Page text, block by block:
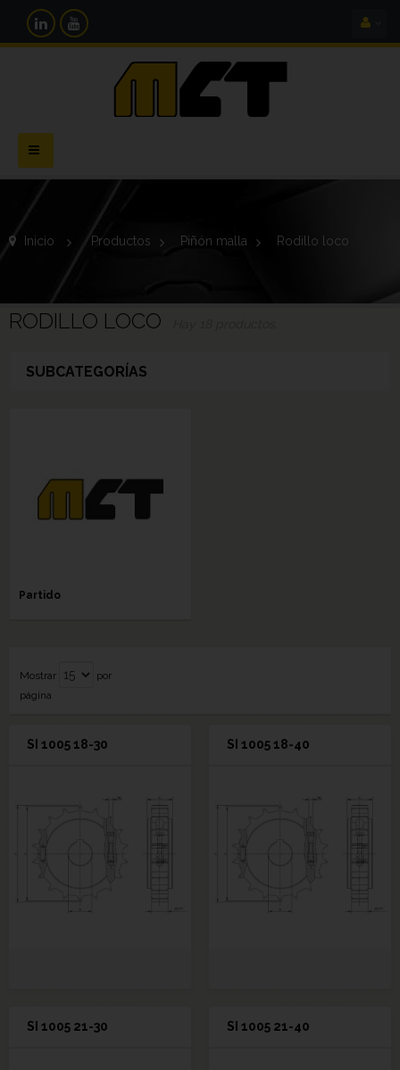
Navegación
Toggle
Inicio > Productos > Piñón malla > Rodillo loco
RODILLO LOCO
SUBCATEGORÍAS
Partido
Mostrar
por
página
SI 1005 18-30 SI 1005 18-40
SI 1005 21-30 SI 1005 21-40